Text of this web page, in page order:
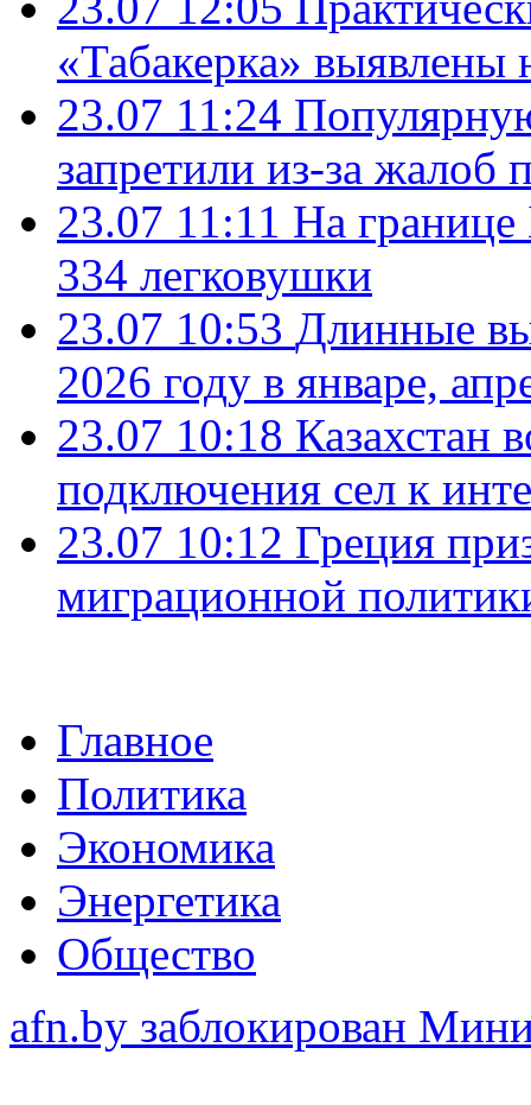
«Табакерка»
23.07 11:24
запретили из-за жалоб
23.07 11:11 На границе
334 легковушки
23.07 10:53 Длинные
2026 году в январе,
23.07 10:18 Казахстан
подключения сел к
23.07 10:12 Греция
миграционной
Главное
Политика
Экономика
Энергетика
Общество
afn.by заблокирован